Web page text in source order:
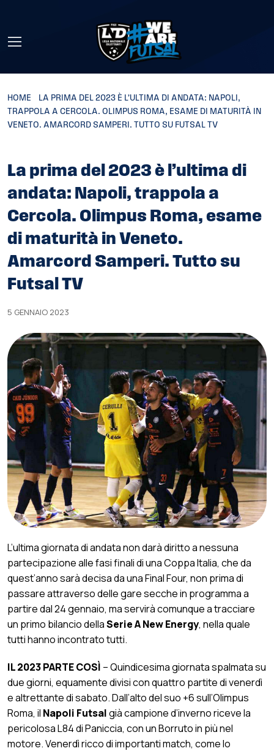
HOME
LA PRIMA DEL 2023 È L’ULTIMA DI ANDATA: NAPOLI,
TRAPPOLA A CERCOLA. OLIMPUS ROMA, ESAME DI MATURITÀ IN
VENETO. AMARCORD SAMPERI. TUTTO SU FUTSAL TV
La prima del 2023 è l’ultima di
andata: Napoli, trappola a
Cercola. Olimpus Roma, esame
di maturità in Veneto.
Amarcord Samperi. Tutto su
Futsal TV
5 GENNAIO 2023
L’ultima giornata di andata non darà diritto a nessuna
partecipazione alle fasi finali di una Coppa Italia, che da
quest’anno sarà decisa da una Final Four, non prima di
passare attraverso delle gare secche in programma a
partire dal 24 gennaio, ma servirà comunque a tracciare
un primo bilancio dellaSerie A New Energy, nella quale
tutti hanno incontrato tutti.
IL 2023 PARTE COSÌ – Quindicesima giornata spalmata su
due giorni, equamente divisi con quattro partite di venerdì
e altrettante di sabato. Dall’alto del suo +6 sull’Olimpus
Roma, il Napoli Futsalgià campione d’inverno riceve la
pericolosa L84 di Paniccia, con un Borruto in più nel
motore. Venerdì ricco di importanti match, come lo